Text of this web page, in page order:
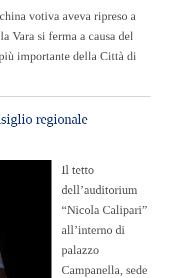
votiva aveva ripreso a
Vara si ferma a causa del
importante della Città di
regionale
Il tetto
dell’auditorium
“Nicola Calipari”
all’interno di
palazzo
Campanella, sede